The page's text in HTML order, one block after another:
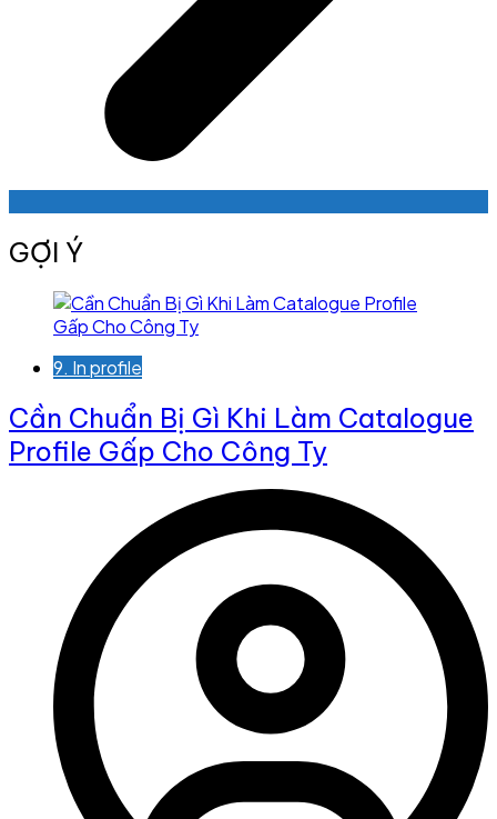
GỢI Ý
9. In profile
Cần Chuẩn Bị Gì Khi Làm Catalogue
Profile Gấp Cho Công Ty